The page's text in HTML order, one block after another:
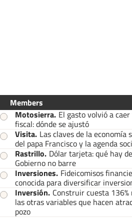
Members
Motosierra. El gasto volvió a
fiscal: dónde se ajustó
Visita. Las claves de la economía
del papa Francisco y la agenda
Rastrillo. Dólar tarjeta: qué hay
Gobierno no barre
Inversiones. Fideicomisos
conocida para diversificar
Inversión. Construir cuesta 136%
las otras variables que hacen
pozo